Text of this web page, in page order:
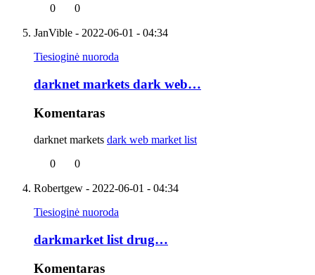
0
0
JanVible - 2022-06-01 - 04:34
Tiesioginė nuoroda
darknet markets dark web…
Komentaras
darknet markets dark web market list
0
0
Robertgew - 2022-06-01 - 04:34
Tiesioginė nuoroda
darkmarket list drug…
Komentaras